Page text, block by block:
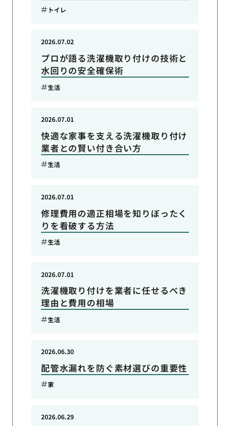
トイレ
プロが語る洗濯機取り付けの技術と
水回りの安全確保術
2026.07.02
生活
快適な家事を支える洗濯機取り付け
業者との賢い付き合い方
2026.07.01
生活
修理費用の適正相場を知りぼったく
りを看破する方法
2026.07.01
生活
洗濯機取り付けを業者に任せるべき
理由と費用の相場
2026.07.01
生活
配管水漏れを防ぐ素材選びの重要性
2026.06.30
家
2026.06.29